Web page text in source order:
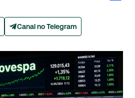
Canal no Telegram